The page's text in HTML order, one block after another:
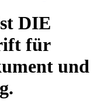
DIE
für
und